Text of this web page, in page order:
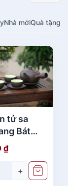
Nhà mớiQuà tặng
tử sa
Bát
đẹp
₫
+